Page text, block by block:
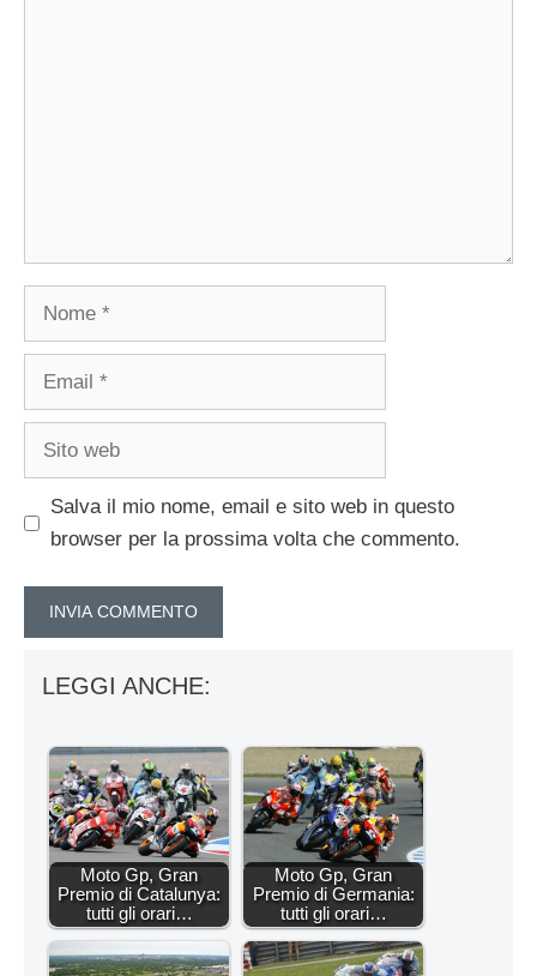
Nome
Email
Sito
Salva il mio nome, email e sito web in questo
browser per la prossima volta che commento.
LEGGI ANCHE:
Moto Gp, Gran
Premio di Catalunya:
tutti gli orari…
Moto Gp, Gran
Premio di Germania:
tutti gli orari…